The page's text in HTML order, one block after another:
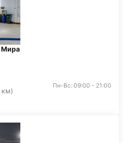
Мира
км)
Пн-Вс: 09:00 - 21:00